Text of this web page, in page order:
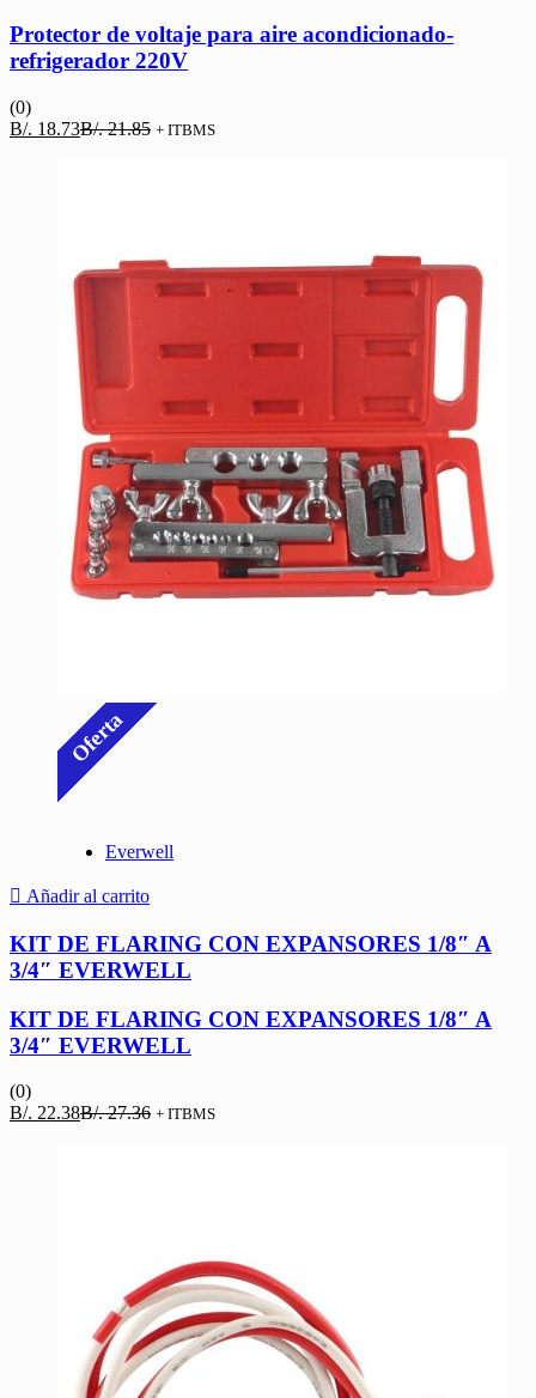
Protector de voltaje para aire acondicionado-
refrigerador 220V
(0)
B/. 18.73El
B/.21.85 El
+ ITBMS
Oferta
Everwell
Añadir al carrito
KIT DE FLARING CON EXPANSORES 1/8″ A
3/4″ EVERWELL
KIT DE FLARING CON EXPANSORES 1/8″ A
3/4″ EVERWELL
(0)
B/. 22.38El
B/.27.36 El
+ ITBMS